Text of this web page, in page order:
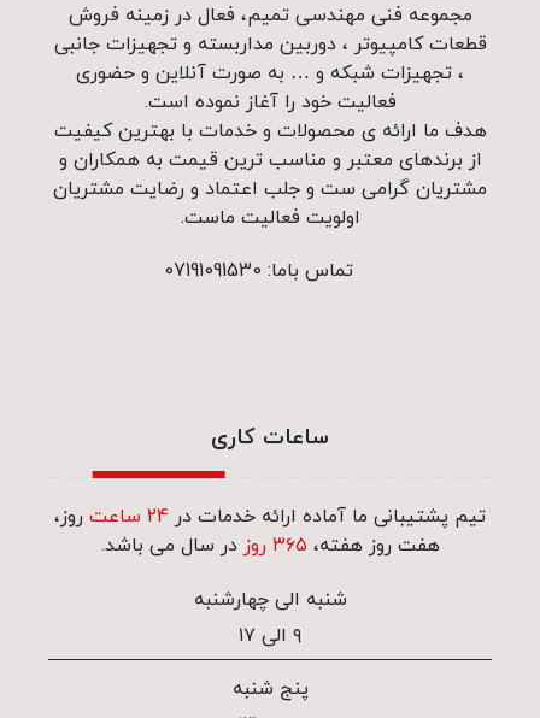
مجموعه فنی مهندسی تمیم، فعال در زمینه فروش
قطعات کامپیوتر ، دوربین مداربسته و تجهیزات جانبی
، تجهیزات شبکه و … به صورت آنلاین و حضوری
فعالیت خود را آغاز نموده است.
هدف ما ارائه ی محصولات و خدمات با بهترین کیفیت
از برندهای معتبر و مناسب ترین قیمت به همکاران و
مشتریان گرامی ست و جلب اعتماد و رضایت مشتریان
اولویت فعالیت ماست.
تماس باما: 07191091530
ساعات کاری
تیم پشتیبانی ما آماده ارائه خدمات در 24 ساعت
روز،
هفت روز هفته، ۳۶۵ روز در سال می باشد.
شنبه الی چهارشنبه
۹ الی ۱۷
پنج شنبه